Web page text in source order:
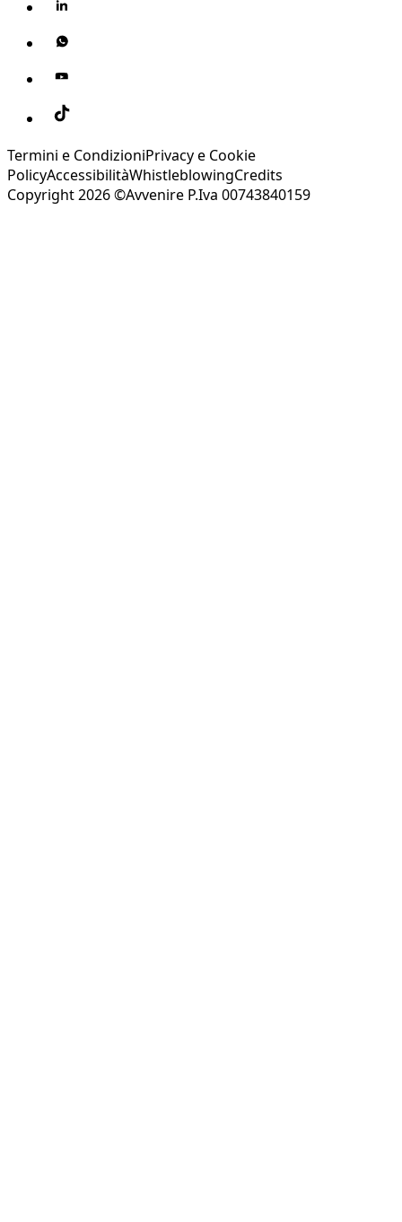
Termini e CondizioniPrivacy e Cookie
PolicyAccessibilitàWhistleblowingCredits
Copyright 2026 ©Avvenire P.Iva 00743840159